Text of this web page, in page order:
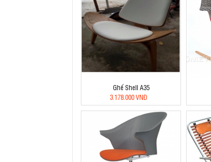
Ghế Shell A35
3.178.000 VNĐ